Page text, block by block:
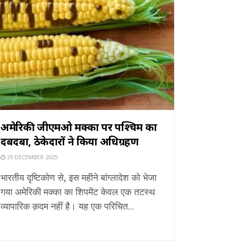
अमेरिकी जीएमओ मक्का पर पश्चिम का
दबदबा, ठेकेदारों ने किया अधिग्रहण
29 DECEMBER 2025
भारतीय दृष्टिकोण से, इस महीने बांग्लादेश को भेजा
गया अमेरिकी मक्का का शिपमेंट केवल एक तटस्थ
व्यापारिक क़दम नहीं है। यह एक परिचित...